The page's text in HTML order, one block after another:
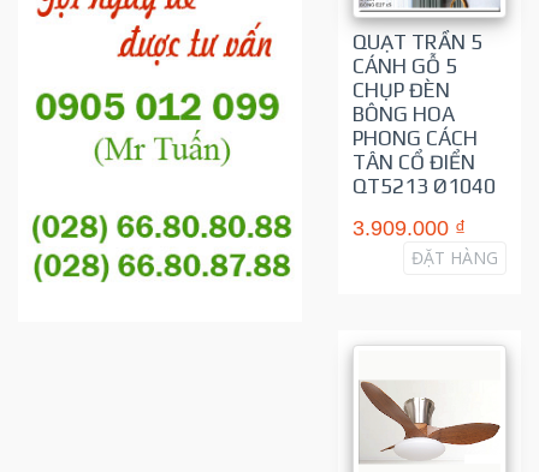
QUẠT TRẦN 5
CÁNH GỖ 5
CHỤP ĐÈN
BÔNG HOA
PHONG CÁCH
TÂN CỔ ĐIỂN
QT5213 Ø1040
3.909.000 ₫
ĐẶT HÀNG